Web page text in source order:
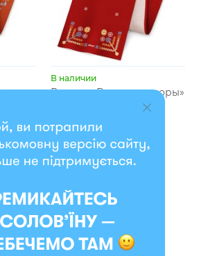
В наличии
Раннер «Вышитые узоры»
1299 грн
для вас